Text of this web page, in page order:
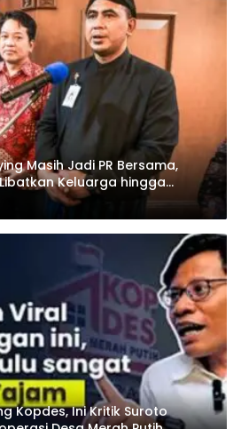
Masih Jadi PR Bersama,
Keluarga hingga
Kopdes, Ini Kritik Suroto